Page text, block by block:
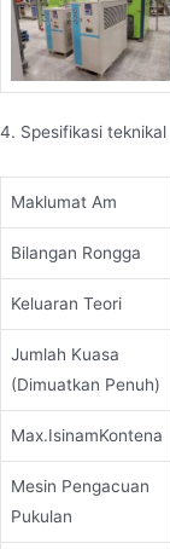
4. Spesifikasi teknikal
Maklumat Am
Bilangan Rongga
Keluaran Teori
Jumlah Kuasa
(Dimuatkan Penuh)
Max.IsinamKontena
Mesin Pengacuan
Pukulan